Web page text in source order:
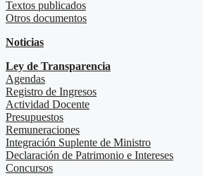
Textos publicados
Otros documentos
Noticias
Ley de Transparencia
Agendas
Registro de Ingresos
Actividad Docente
Presupuestos
Remuneraciones
Integración Suplente de Ministro
Declaración de Patrimonio e Intereses
Concursos